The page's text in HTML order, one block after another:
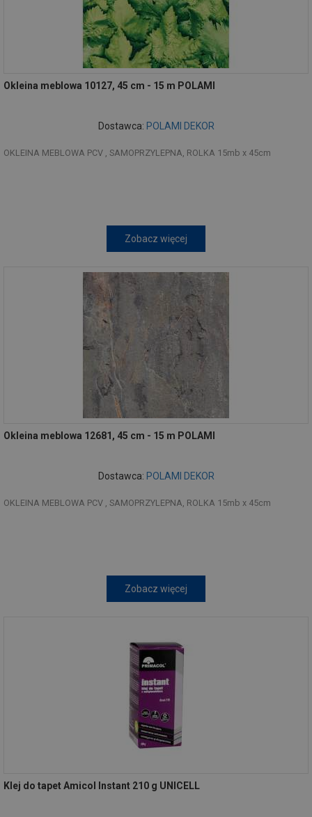
Okleina meblowa 10127, 45 cm - 15 m POLAMI
Dostawca: POLAMI DEKOR
OKLEINA MEBLOWA PCV , SAMOPRZYLEPNA, ROLKA 15mb x 45cm
Zobacz więcej
Okleina meblowa 12681, 45 cm - 15 m POLAMI
Dostawca: POLAMI DEKOR
OKLEINA MEBLOWA PCV , SAMOPRZYLEPNA, ROLKA 15mb x 45cm
Zobacz więcej
Klej do tapet Amicol Instant 210 g UNICELL